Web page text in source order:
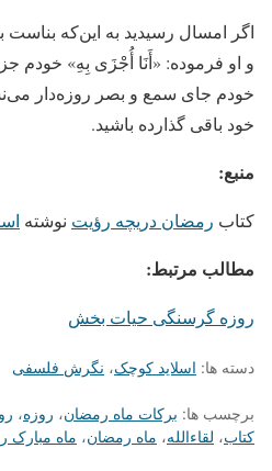
اگر امسال رسیدید به این‌که بناست
و او فرموده: «أَنَا أُجْزَى بِهِ» خودم
خودم جای سمع و بصر روزه‌دار
خود باقی گذارده باشید.
منبع:
کتاب رمضان دریچه رؤیت نوشته
مطالب مرتبط:
روزه گرسنگی حیات بخش
دسته ها: اسلاید کوچک، نگرش فلسفی
برچسب ها: برکات ماه رمضان، روزه،
کتاب، لقاءالله، ماه رمضان، ماه مبارک